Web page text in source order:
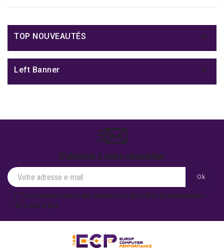
TOP NOUVEAUTÉS 
Left Banner 
S'abonner à notre newsletter
Je souhaite recevoir des actualités ou des offres promotionnelles
de la part d'ECP.